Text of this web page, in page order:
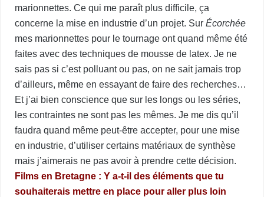
marionnettes. Ce qui me paraît plus difficile, ça
concerne la mise en industrie d’un projet. Sur Écorchée
mes marionnettes pour le tournage ont quand même été
faites avec des techniques de mousse de latex. Je ne
sais pas si c’est polluant ou pas, on ne sait jamais trop
d’ailleurs, même en essayant de faire des recherches…
Et j’ai bien conscience que sur les longs ou les séries,
les contraintes ne sont pas les mêmes. Je me dis qu’il
faudra quand même peut-être accepter, pour une mise
en industrie, d’utiliser certains matériaux de synthèse
mais j’aimerais ne pas avoir à prendre cette décision.
Films en Bretagne : Y a-t-il des éléments que tu
souhaiterais mettre en place pour aller plus loin